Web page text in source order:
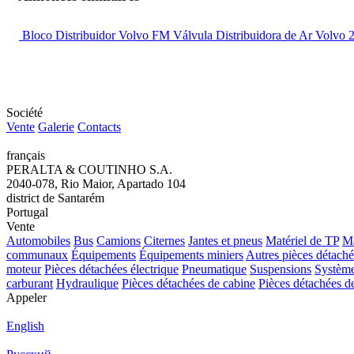
Bloco Distribuidor Volvo FM Válvula Distribuidora de Ar Volvo
Société
Vente Galerie Contacts
français
PERALTA & COUTINHO S.A.
2040-078, Rio Maior, Apartado 104
district de Santarém
Portugal
Vente
Automobiles Bus Camions Citernes Jantes et pneus Matériel de TP
communaux Équipements Équipements miniersAutres pièces
moteur Pièces détachées électrique Pneumatique Suspensions
carburant Hydraulique Pièces détachées de cabine Pièces détachées
Appeler
English